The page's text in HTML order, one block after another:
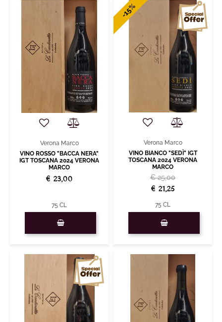
Verona Marco
VINO ROSSO "BACCA NERA"
IGT TOSCANA 2024 VERONA
MARCO
€ 23,00
75 CL
-15%
Verona Marco
VINO BIANCO "SEDÌ" IGT
TOSCANA 2024 VERONA
MARCO
€ 25,00
€ 21,25
75 CL